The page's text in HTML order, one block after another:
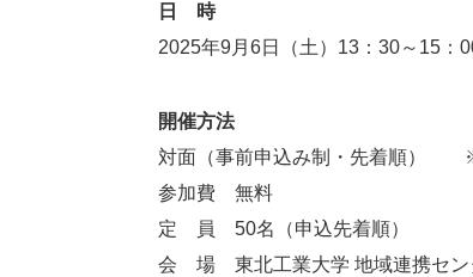
日 時
2025年9月6日（土）13：30～15：
開催方法
対面（事前申込み制・先着順）
参加費 無料
定 員 50名（申込先着順）
会 場 東北工業大学 地域連携セン